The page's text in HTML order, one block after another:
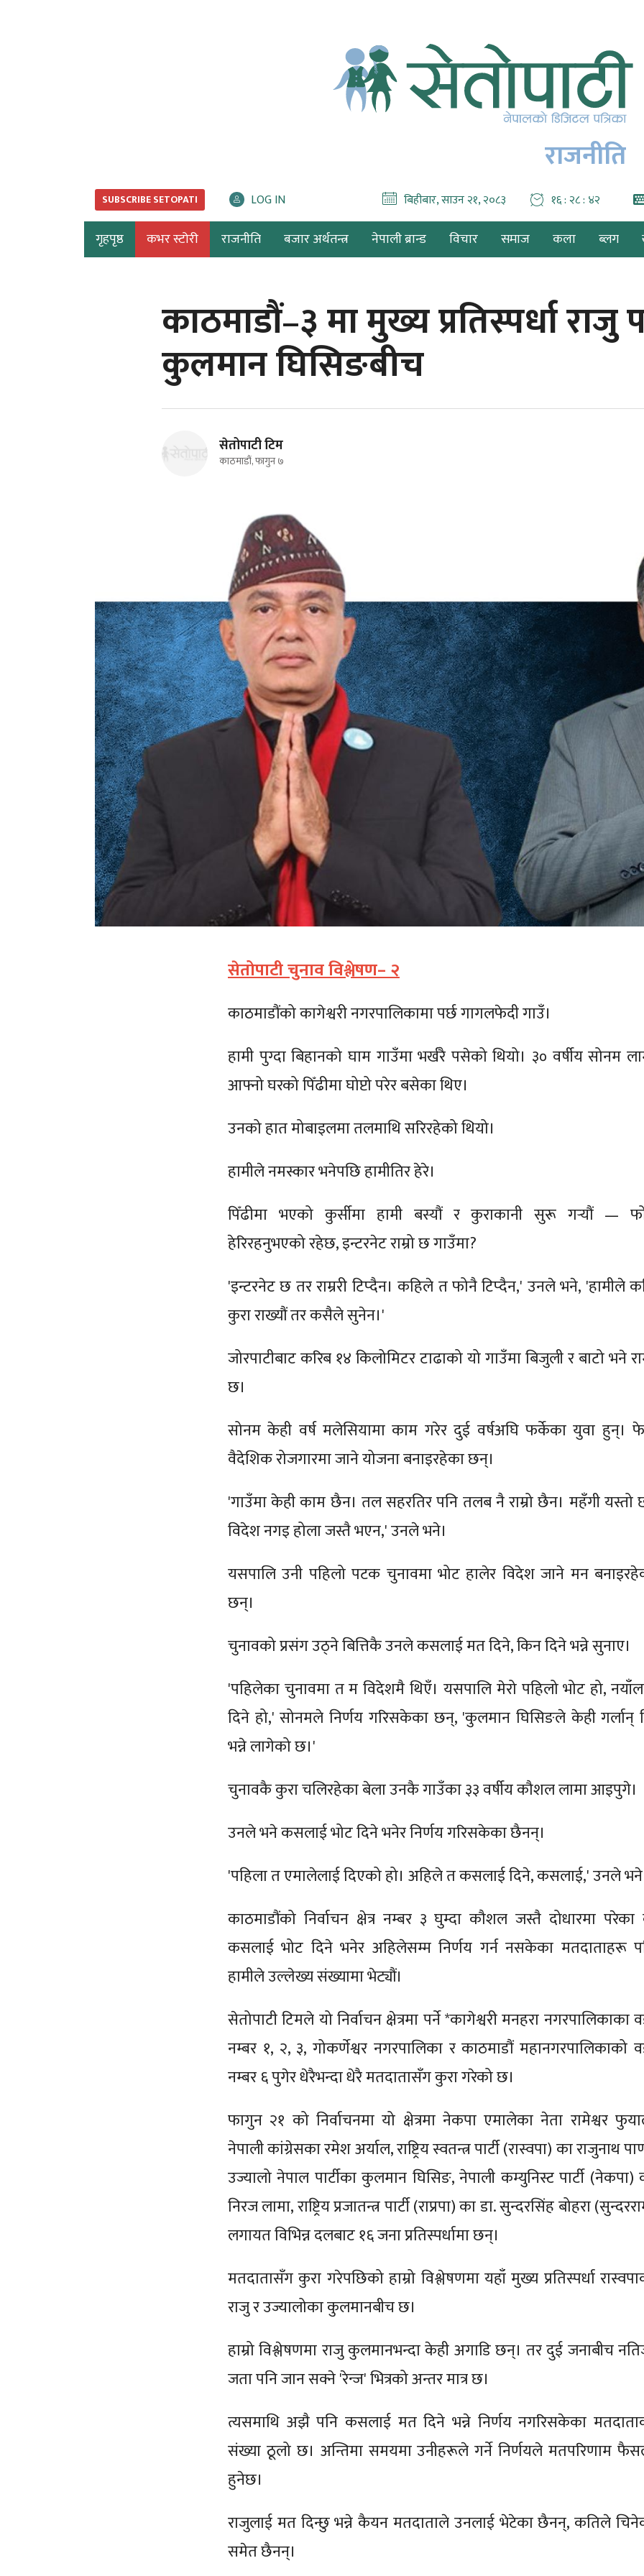
राजनीति
SUBSCRIBE SETOPATI LOG IN बिहीबार, साउन २१, २०८३ १६ : २८ : ४४
गृहपृष्ठ कभर स्टोरी राजनीति बजार अर्थतन्त्र नेपाली ब्रान्ड विचार समाज कला ब्लग
काठमाडौं–३ मा मुख्य प्रतिस्पर्धा राजु
कुलमान घिसिङबीच
सेतोपाटी टिम
काठमाडौं, फागुन ७
सेतोपाटी चुनाव विश्लेषण– २
काठमाडौंको कागेश्वरी नगरपालिकामा पर्छ गागलफेदी गाउँ।
हामी पुग्दा बिहानको घाम गाउँमा भर्खरै पसेको थियो। ३० वर्षीय सोनम
आफ्नो घरको पिँढीमा घोप्टो परेर बसेका थिए।
उनको हात मोबाइलमा तलमाथि सरिरहेको थियो।
हामीले नमस्कार भनेपछि हामीतिर हेरे।
पिँढीमा भएको कुर्सीमा हामी बस्यौं र कुराकानी सुरू गर्‍यौं —
हेरिरहनुभएको रहेछ, इन्टरनेट राम्रो छ गाउँमा?
'इन्टरनेट छ तर राम्ररी टिप्दैन। कहिले त फोनै टिप्दैन,' उनले भने, 'हामीले
कुरा राख्यौं तर कसैले सुनेन।'
जोरपाटीबाट करिब १४ किलोमिटर टाढाको यो गाउँमा बिजुली र बाटो भने
छ।
सोनम केही वर्ष मलेसियामा काम गरेर दुई वर्षअघि फर्केका युवा हुन्।
वैदेशिक रोजगारमा जाने योजना बनाइरहेका छन्।
'गाउँमा केही काम छैन। तल सहरतिर पनि तलब नै राम्रो छैन। महँगी यस्तो
विदेश नगइ होला जस्तै भएन,' उनले भने।
यसपालि उनी पहिलो पटक चुनावमा भोट हालेर विदेश जाने मन
छन्।
चुनावको प्रसंग उठ्ने बित्तिकै उनले कसलाई मत दिने, किन दिने भन्ने सुनाए।
'पहिलेका चुनावमा त म विदेशमै थिएँ। यसपालि मेरो पहिलो भोट हो,
दिने हो,' सोनमले निर्णय गरिसकेका छन्, 'कुलमान घिसिङले केही गर्लान्
भन्ने लागेको छ।'
चुनावकै कुरा चलिरहेका बेला उनकै गाउँका ३३ वर्षीय कौशल लामा आइपुगे।
उनले भने कसलाई भोट दिने भनेर निर्णय गरिसकेका छैनन्।
'पहिला त एमालेलाई दिएको हो। अहिले त कसलाई दिने, कसलाई,' उनले
काठमाडौंको निर्वाचन क्षेत्र नम्बर ३ घुम्दा कौशल जस्तै दोधारमा परेका
कसलाई भोट दिने भनेर अहिलेसम्म निर्णय गर्न नसकेका मतदाताहरू
हामीले उल्लेख्य संख्यामा भेट्यौं।
सेतोपाटी टिमले यो निर्वाचन क्षेत्रमा पर्ने *कागेश्वरी मनहरा नगरपालिकाका
नम्बर १, २, ३, गोकर्णेश्वर नगरपालिका र काठमाडौं महानगरपालिकाको
नम्बर ६ पुगेर धेरैभन्दा धेरै मतदातासँग कुरा गरेको छ।
फागुन २१ को निर्वाचनमा यो क्षेत्रमा नेकपा एमालेका नेता रामेश्वर
नेपाली कांग्रेसका रमेश अर्याल, राष्ट्रिय स्वतन्त्र पार्टी (रास्वपा) का राजुनाथ
उज्यालो नेपाल पार्टीका कुलमान घिसिङ, नेपाली कम्युनिस्ट पार्टी (नेकपा)
निरज लामा, राष्ट्रिय प्रजातन्त्र पार्टी (राप्रपा) का डा. सुन्दरसिंह बोहरा
लगायत विभिन्न दलबाट १६ जना प्रतिस्पर्धामा छन्।
मतदातासँग कुरा गरेपछिको हाम्रो विश्लेषणमा यहाँ मुख्य प्रतिस्पर्धा
राजु र उज्यालोका कुलमानबीच छ।
हाम्रो विश्लेषणमा राजु कुलमानभन्दा केही अगाडि छन्। तर दुई जनाबीच
जता पनि जान सक्ने 'रेन्ज' भित्रको अन्तर मात्र छ।
त्यसमाथि अझै पनि कसलाई मत दिने भन्ने निर्णय नगरिसकेका
संख्या ठूलो छ। अन्तिमा समयमा उनीहरूले गर्ने निर्णयले मतपरिणाम
हुनेछ।
राजुलाई मत दिन्छु भन्ने कैयन मतदाताले उनलाई भेटेका छैनन्, कतिले
समेत छैनन्।